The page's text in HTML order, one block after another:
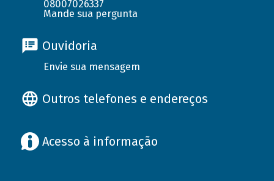
08007026337
Mande sua pergunta
Ouvidoria
Envie sua mensagem
Outros telefones e endereços
Acesso à informação